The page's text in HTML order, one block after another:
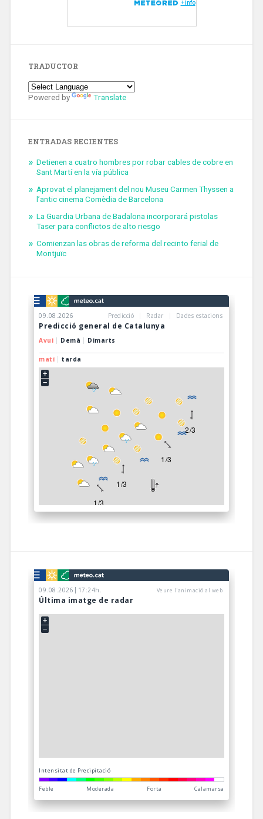
TRADUCTOR
Powered by Translate
ENTRADAS RECIENTES
Detienen a cuatro hombres por robar cables de cobre en
Sant Martí en la vía pública
Aprovat el planejament del nou Museu Carmen Thyssen a
l’antic cinema Comèdia de Barcelona
La Guardia Urbana de Badalona incorporará pistolas
Taser para conflictos de alto riesgo
Comienzan las obras de reforma del recinto ferial de
Montjuïc